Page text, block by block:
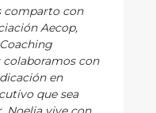
comparto con
Aecop,
colaboramos con
en
que sea